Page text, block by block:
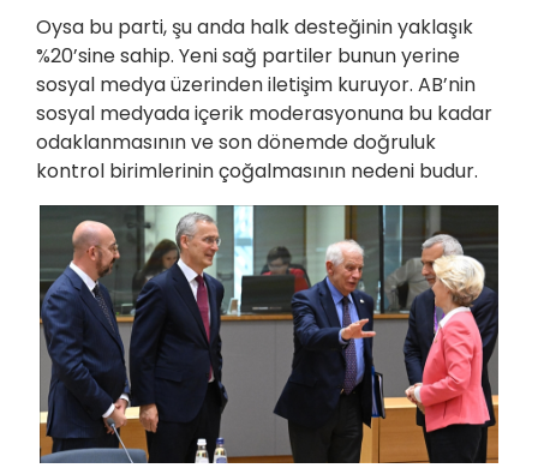
Oysa bu parti, şu anda halk desteğinin yaklaşık
%20’sine sahip. Yeni sağ partiler bunun yerine
sosyal medya üzerinden iletişim kuruyor. AB’nin
sosyal medyada içerik moderasyonuna bu kadar
odaklanmasının ve son dönemde doğruluk
kontrol birimlerinin çoğalmasının nedeni budur.